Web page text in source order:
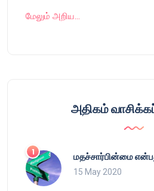
மேலும் அறிய…
அதிகம்
மதச்சார்பின்மை
15 May 2020